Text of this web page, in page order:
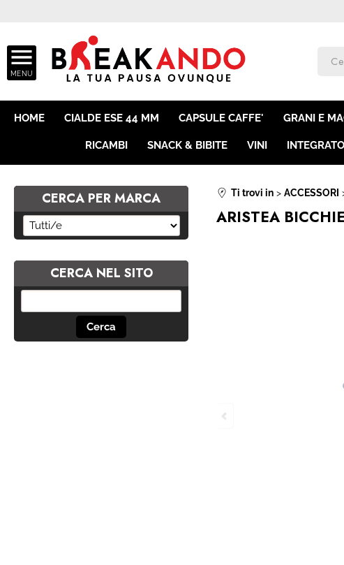
HOME CIALDE ESE 44 MM CAPSULE CAFFE' GRANI E
RICAMBI SNACK & BIBITE VINI
CERCA PER MARCA
CERCA NEL SITO
Ti trovi in ACCESSORI
ARISTEA